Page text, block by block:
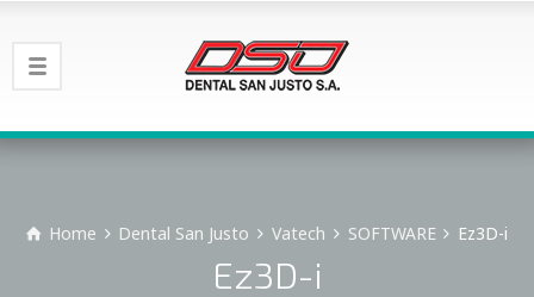
Home Dental San Justo Vatech SOFTWARE Ez3D-i
Ez3D-i